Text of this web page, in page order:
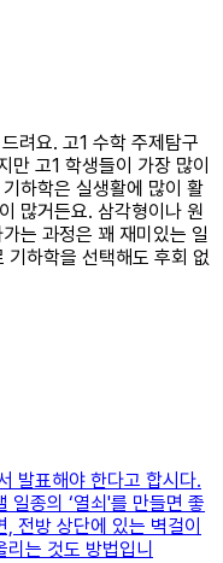
려요. 고1 수학 주제탐구
고1 학생들이 가장 많이
하학은 실생활에 많이 활
많거든요. 삼각형이나 원
는 과정은 꽤 재미있는 일
기하학을 선택해도 후회 없
발표해야 한다고 합시다.
일종의 ‘열쇠'를 만들면 좋
전방 상단에 있는 벽걸이
는 것도 방법입니